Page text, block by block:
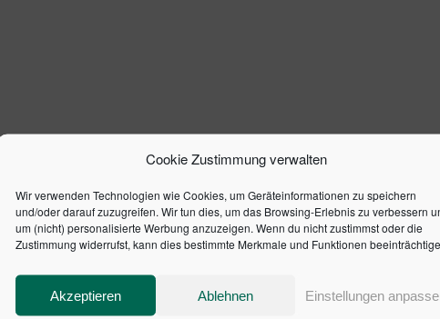
Cookie Zustimmung verwalten
Wir verwenden Technologien wie Cookies, um Geräteinformationen zu speichern
und/oder darauf zuzugreifen. Wir tun dies, um das Browsing-Erlebnis zu verbessern
um (nicht) personalisierte Werbung anzuzeigen. Wenn du nicht zustimmst oder die
Zustimmung widerrufst, kann dies bestimmte Merkmale und Funktionen
Akzeptieren Ablehnen Einstellungen